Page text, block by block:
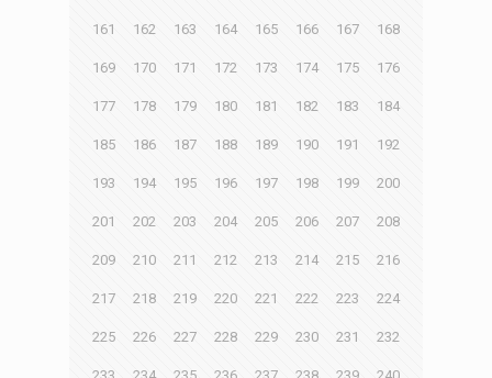
161 162 163 164 165 166 167 168
169 170 171 172 173 174 175 176
177 178 179 180 181 182 183 184
185 186 187 188 189 190 191 192
193 194 195 196 197 198 199 200
201 202 203 204 205 206 207 208
209 210 211 212 213 214 215 216
217 218 219 220 221 222 223 224
225 226 227 228 229 230 231 232